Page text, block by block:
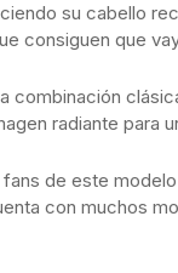
su cabello
consiguen que
combinación
radiante para
de este
con muchos